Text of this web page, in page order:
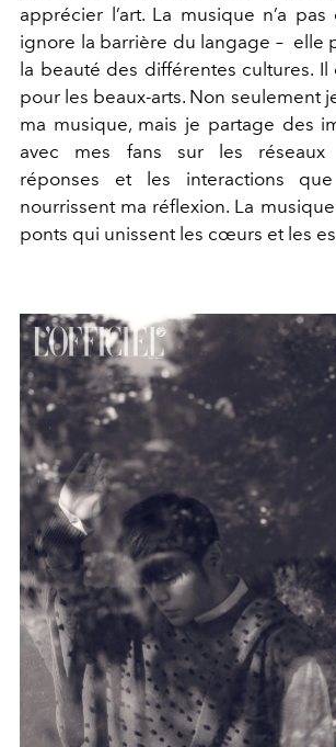
apprécier l’art. La musique n’a
ignore la barrière du langage – elle
la beauté des différentes cultures.
pour les beaux-arts. Non seulement
ma musique, mais je partage des
avec mes fans sur les réseaux
réponses et les interactions
nourrissent ma réflexion. La
ponts qui unissent les cœurs et les